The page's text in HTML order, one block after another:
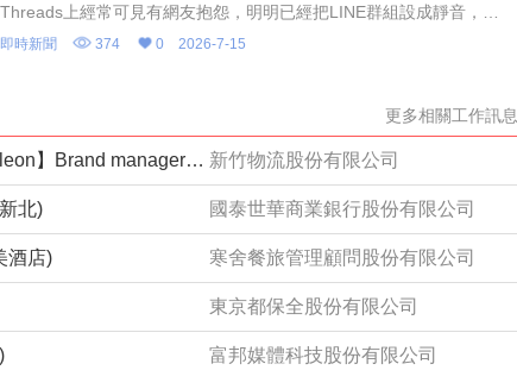
Threads上經常可見有網友抱怨，明明已經把LINE群組設成靜音，但
只要有人使用「@All」標記，還是照樣跳出通知，讓他無奈直呼：
「下
即時新聞 374 0 2026-7-15
更多相關工作訊息
【派駐全球保健領導品牌｜Haleon】Brand manager品牌經理_Caltrate挺立 新竹物流股份有限公司
北) 國泰世華商業銀行股份有限公司
酒店) 寒舍餐旅管理顧問股份有限公司
東京都保全股份有限公司
富邦媒體科技股份有限公司